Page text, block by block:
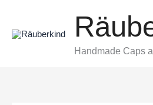
springen
Handmade Caps